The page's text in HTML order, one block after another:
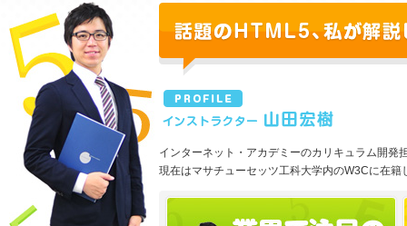
インターネット・アカデミーのカリキュラム開発
現在はマサチューセッツ工科大学内のW3Cに在